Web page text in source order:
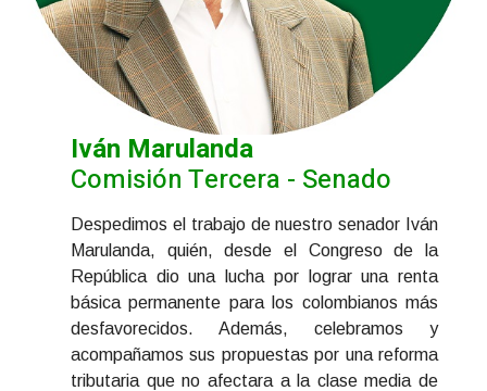
Iván Marulanda
Comisión Tercera - Senado
Despedimos el trabajo de nuestro senador Iván
Marulanda, quién, desde el Congreso de la
República dio una lucha por lograr una renta
básica permanente para los colombianos más
desfavorecidos. Además, celebramos y
acompañamos sus propuestas por una reforma
tributaria que no afectara a la clase media de